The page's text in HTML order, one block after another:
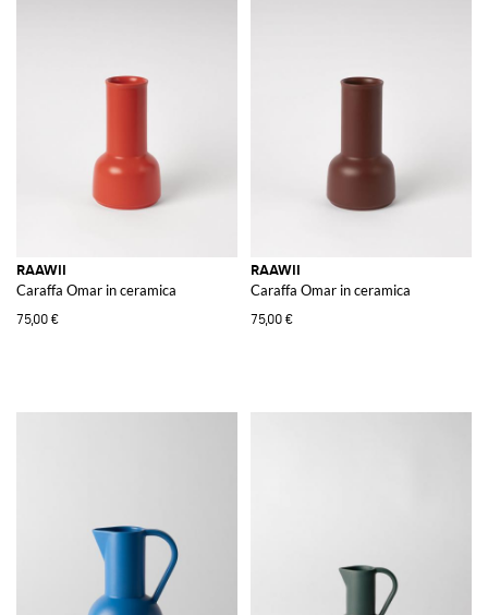
RAAWII
Caraffa Omar in ceramica
75,00 €
RAAWII
Caraffa Omar in ceramica
75,00 €